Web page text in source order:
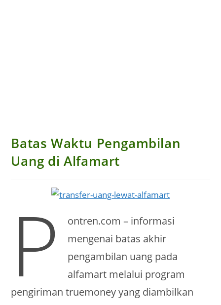
Batas Waktu Pengambilan
Uang di Alfamart
P
ontren.com – informasi
mengenai batas akhir
pengambilan uang pada
alfamart melalui program
pengiriman truemoney yang diambilkan